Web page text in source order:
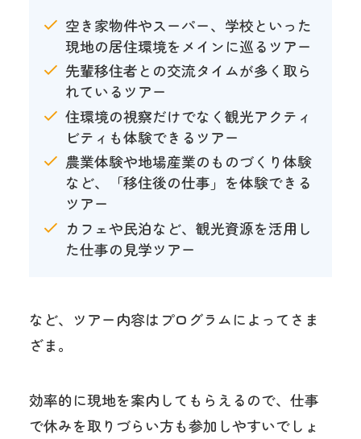
空き家物件やスーパー、学校といった
現地の居住環境をメインに巡るツアー
先輩移住者との交流タイムが多く取ら
れているツアー
住環境の視察だけでなく観光アクティ
ビティも体験できるツアー
農業体験や地場産業のものづくり体験
など、「移住後の仕事」を体験できる
ツアー
カフェや民泊など、観光資源を活用し
た仕事の見学ツアー
など、ツアー内容はプログラムによってさま
ざま。
効率的に現地を案内してもらえるので、仕事
で休みを取りづらい方も参加しやすいでしょ